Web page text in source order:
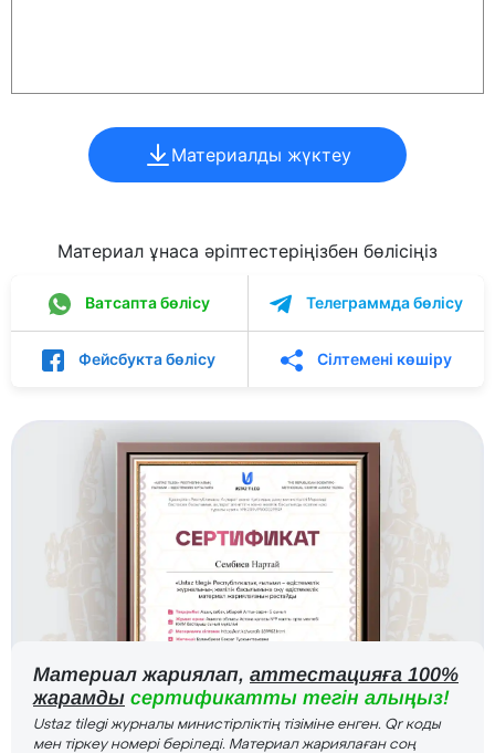
Материалды жүктеу
Материал ұнаса әріптестеріңізбен бөлісіңіз
Ватсапта бөлісу Телеграммда бөлісу
Фейсбукта бөлісу Сілтемені көшіру
Материал жариялап, аттестацияға 100%
жарамды сертификатты тегін алыңыз!
Ustaz tilegi журналы министірліктің тізіміне енген. Qr коды
мен тіркеу номері беріледі. Материал жариялаған соң